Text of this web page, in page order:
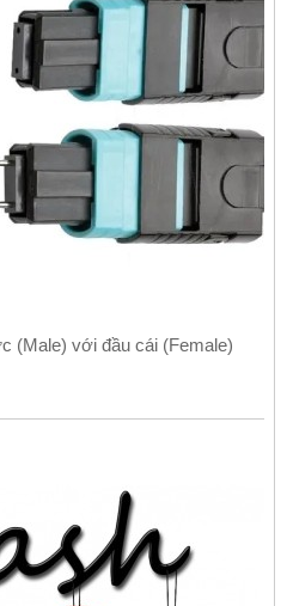
(Male) với đầu cái (Female)